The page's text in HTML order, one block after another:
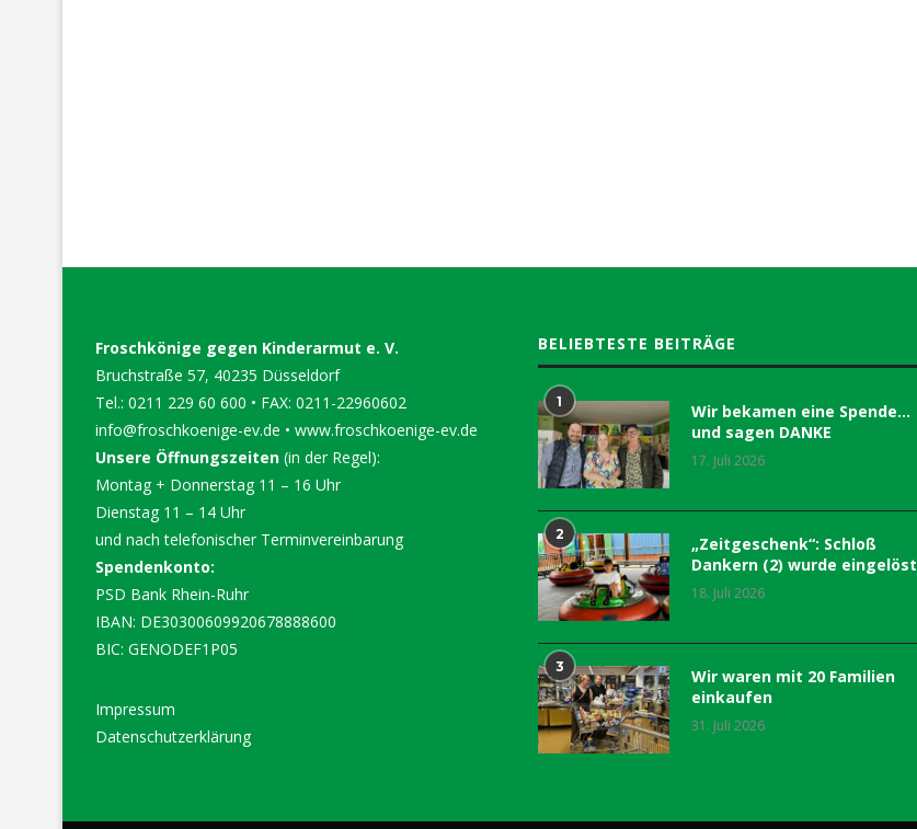
Froschkönige gegen Kinderarmut e. V.
Bruchstraße 57, 40235 Düsseldorf
Tel.: 0211 229 60 600 • FAX: 0211-22960602
info@froschkoenige-ev.de • www.froschkoenige-ev.de
Unsere Öffnungszeiten (in der Regel):
Montag + Donnerstag 11 – 16 Uhr
Dienstag 11 – 14 Uhr
und nach telefonischer Terminvereinbarung
Spendenkonto:
PSD Bank Rhein-Ruhr
IBAN: DE30300609920678888600
BIC: GENODEF1P05
Impressum
Datenschutzerklärung
BELIEBTESTE BEITRÄGE
1
Wir bekamen eine Spende…
und sagen DANKE
17. Juli 2026
2
„Zeitgeschenk“: Schloß
Dankern (2) wurde eingelöst
18. Juli 2026
3
Wir waren mit 20 Familien
einkaufen
31. Juli 2026